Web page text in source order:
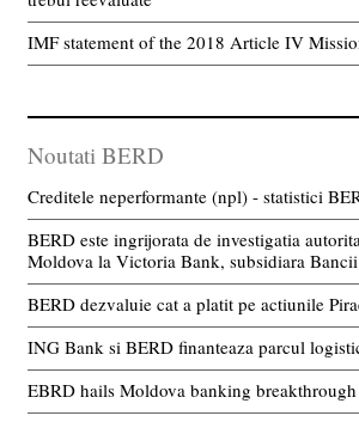
IMF statement of the 2018 Article IV
Noutati BERD
Creditele neperformante (npl) - statistici
BERD este ingrijorata de investigatia
Moldova la Victoria Bank, subsidiara
BERD dezvaluie cat a platit pe actiunile
ING Bank si BERD finanteaza parcul
EBRD hails Moldova banking breakthrough